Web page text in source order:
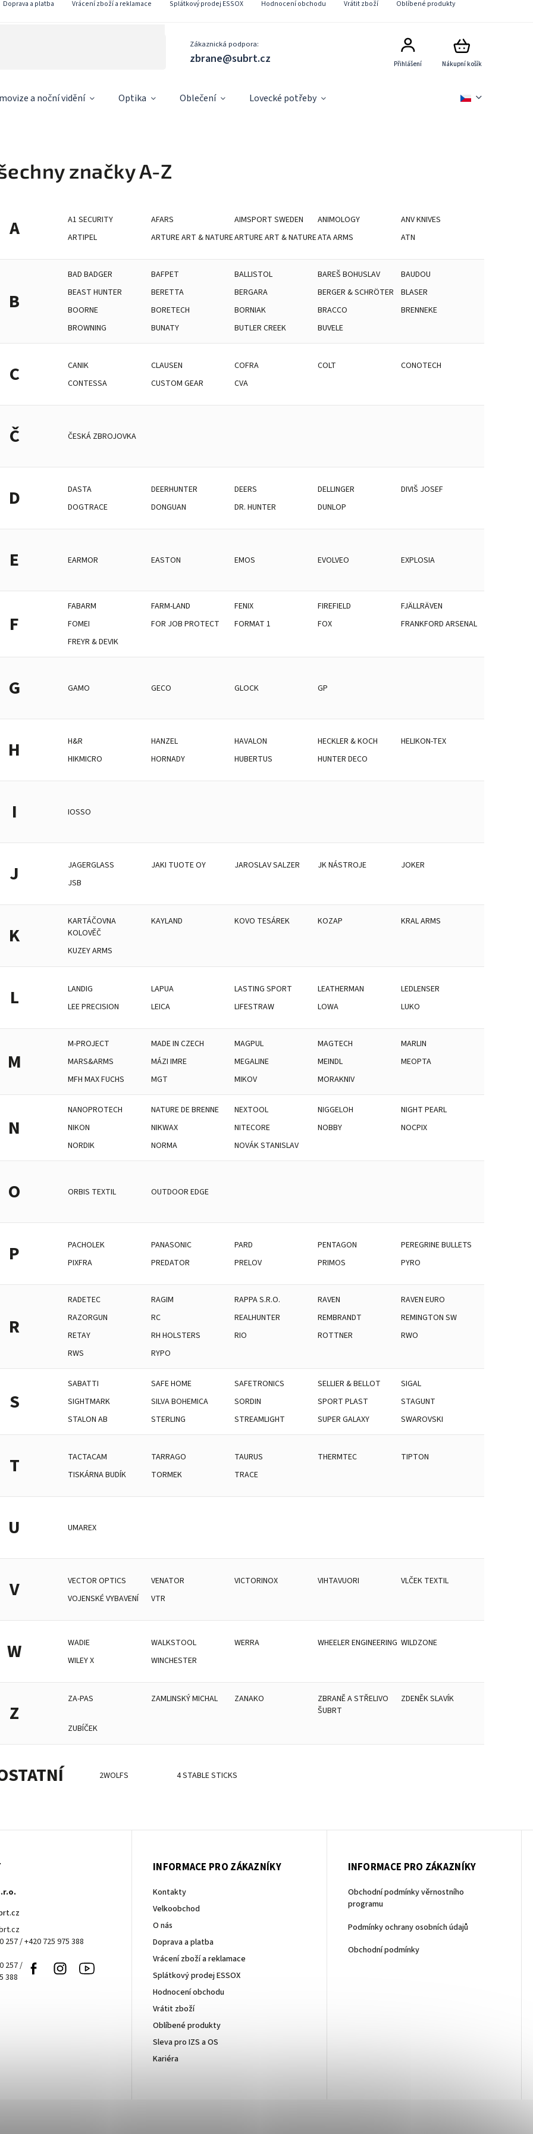
Doprava a platba Vrácení zboží a reklamace Splátkový prodej ESSOX Hodnocení obchodu Vrátit zboží
Oblíbené produkty
Zákaznická podpora:
zbrane@subrt.cz Nákupní košík
Přihlášení
a noční vidění Optika Oblečení Lovecké potřeby Věrnostní
značky A-Z
A A1 SECURITY AFARS AIMSPORT SWEDEN ANIMOLOGY
ANV KNIVES
ARTIPEL
ARTURE ART & NATUREARTURE ART & NATUREATA ARMS ATN
B
BAD BADGER BAFPET BALLISTOL BAREŠ BOHUSLAV
BAUDOU
BEAST HUNTER
BERETTA BERGARA BERGER & SCHRÖTER
BLASER
BOORNE
BORETECH BORNIAK BRACCO
BRENNEKE
BROWNING
BUNATY BUTLER CREEK BUVELE
C CANIK CLAUSEN COFRA COLT
CONOTECH
CONTESSA
CUSTOM GEAR CVA
Č ČESKÁ ZBROJOVKA
D DASTA DEERHUNTER DEERS DELLINGER
DIVIŠ JOSEF
DOGTRACE
DONGUAN DR. HUNTER DUNLOP
E EARMOR EASTON EMOS EVOLVEO EXPLOSIA
F
FABARM FARM-LAND FENIX FIREFIELD
FJÄLLRÄVEN
FOMEI
FOR JOB PROTECT FORMAT 1 FOX
FRANKFORD ARSENAL
FREYR & DEVIK
G GAMO GECO GLOCK GP
H H&R HANZEL HAVALON HECKLER & KOCH
HELIKON-TEX
HIKMICRO
HORNADY HUBERTUS HUNTER DECO
I IOSSO
J JAGERGLASS JAKI TUOTE OY JAROSLAV SALZER JK NÁSTROJE
JOKER
JSB
K
KARTÁČOVNA
KOLOVĚČ
KAYLAND KOVO TESÁREK KOZAP KRAL ARMS
KUZEY ARMS
L LANDIG LAPUA LASTING SPORT LEATHERMAN
LEDLENSER
LEE PRECISION
LEICA LIFESTRAW LOWA LUKO
M
M-PROJECT MADE IN CZECH MAGPUL MAGTECH
MARLIN
MARS&ARMS
MÁZI IMRE MEGALINE MEINDL
MEOPTA
MFH MAX FUCHS
MGT MIKOV MORAKNIV
N
NANOPROTECH NATURE DE BRENNE NEXTOOL NIGGELOH
NIGHT PEARL
NIKON
NIKWAX NITECORE NOBBY
NOCPIX
NORDIK
NORMA NOVÁK STANISLAV
O ORBIS TEXTIL OUTDOOR EDGE
P PACHOLEK PANASONIC PARD PENTAGON
PEREGRINE BULLETS
PIXFRA
PREDATOR PRELOV PRIMOS PYRO
R
RADETEC RAGIM RAPPA S.R.O. RAVEN
RAVEN EURO
RAZORGUN
RC REALHUNTER REMBRANDT
REMINGTON SW
RETAY
RH HOLSTERS RIO ROTTNER
RWO
RWS
RYPO
S
SABATTI SAFE HOME SAFETRONICS SELLIER & BELLOT
SIGAL
SIGHTMARK
SILVA BOHEMICA SORDIN SPORT PLAST
STAGUNT
STALON AB
STERLING STREAMLIGHT SUPER GALAXY SWAROVSKI
T TACTACAM TARRAGO TAURUS THERMTEC
TIPTON
TISKÁRNA BUDÍK
TORMEK TRACE
U UMAREX
V VECTOR OPTICS VENATOR VICTORINOX VIHTAVUORI
VLČEK TEXTIL
VOJENSKÉ VYBAVENÍ
VTR
W WADIE WALKSTOOL WERRA WHEELER ENGINEERING WILDZONE
WILEY X
WINCHESTER
Z
ZA-PAS ZAMLINSKÝ MICHAL ZANAKO
ZBRANĚ A STŘELIVO
ŠUBRT
ZDENĚK SLAVÍK
ZUBÍČEK
2WOLFS 4 STABLE STICKS
257 / +420 725 975 388
257 /
388
Facebook Instagram
INFORMACE PRO ZÁKAZNÍKY
Kontakty
Velkoobchod
O nás
Doprava a platba
Vrácení zboží a reklamace
Splátkový prodej ESSOX
Hodnocení obchodu
Vrátit zboží
Oblíbené produkty
Sleva pro IZS a OS
Kariéra
INFORMACE PRO ZÁKAZNÍKY
Obchodní podmínky věrnostního
programu
Podmínky ochrany osobních údajů
Obchodní podmínky